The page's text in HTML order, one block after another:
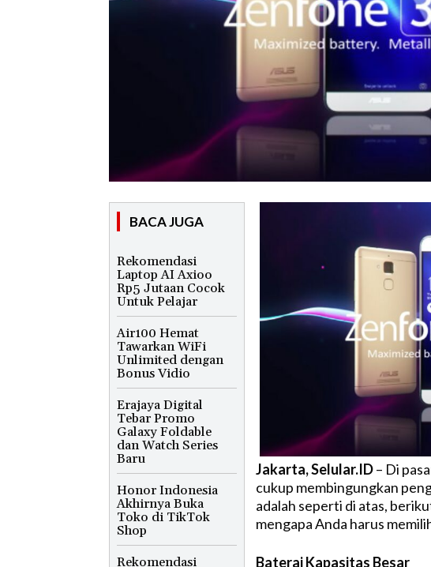
BACA JUGA
Rekomendasi
Laptop AI Axioo
Rp5 Jutaan Cocok
Untuk Pelajar
Air100 Hemat
Tawarkan WiFi
Unlimited dengan
Bonus Vidio
Erajaya Digital
Tebar Promo
Galaxy Foldable
dan Watch Series
Baru
Honor Indonesia
Akhirnya Buka
Toko di TikTok
Shop
Rekomendasi
Jakarta, Selular.ID– Di
cukup membingungkan
adalah seperti di atas,
mengapa Anda harus
Baterai Kapasitas Besar